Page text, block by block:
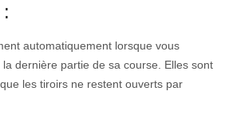
automatiquement lorsque vous
dernière partie de sa course. Elles sont
les tiroirs ne restent ouverts par